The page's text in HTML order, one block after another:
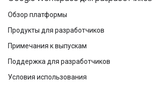
Обзор платформы
Продукты для разработчиков
Примечания к выпускам
Поддержка для разработчиков
Условия использования